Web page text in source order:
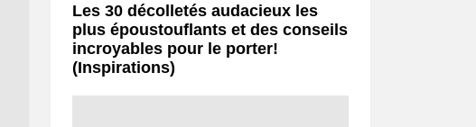
Les 30 décolletés audacieux les
plus époustouflants et des conseils
incroyables pour le porter!
(Inspirations)